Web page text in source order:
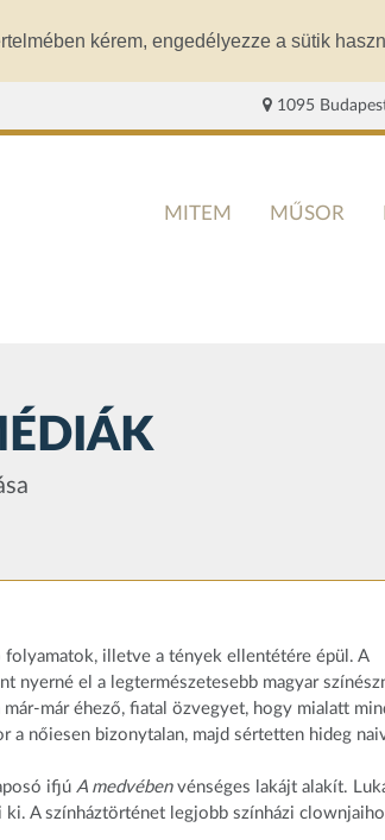
kérem, engedélyezze a sütik
1095
MITEM MŰSOR
illetve a tények ellentétére épül. A
nyerné el a legtermészetesebb magyar
már éhező, fiatal özvegyet, hogy mialatt
a nőiesen bizonytalan, majd sértetten hideg
ifjú A medvébenvénséges lakájt alakít.
A színháztörténet legjobb színházi